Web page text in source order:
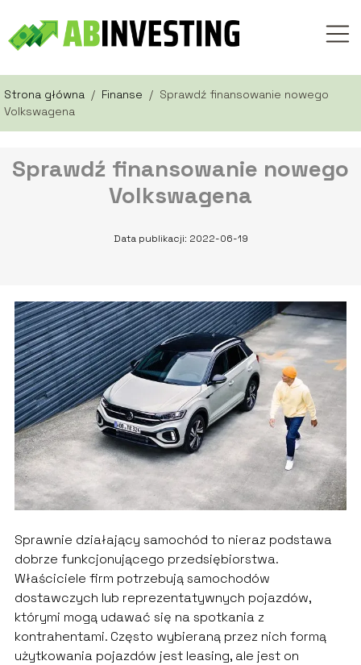
Strona główna / Finanse / Sprawdź finansowanie nowego
Volkswagena
Sprawdź finansowanie nowego
Volkswagena
Data publikacji: 2022-06-19
Sprawnie działający samochód to nieraz podstawa
dobrze funkcjonującego przedsiębiorstwa.
Właściciele firm potrzebują samochodów
dostawczych lub reprezentatywnych pojazdów,
którymi mogą udawać się na spotkania z
kontrahentami. Często wybieraną przez nich formą
użytkowania pojazdów jest leasing, ale jest on